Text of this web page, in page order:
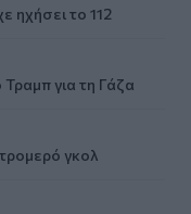
ηχήσει το 112
για τη Γάζα
γκολ